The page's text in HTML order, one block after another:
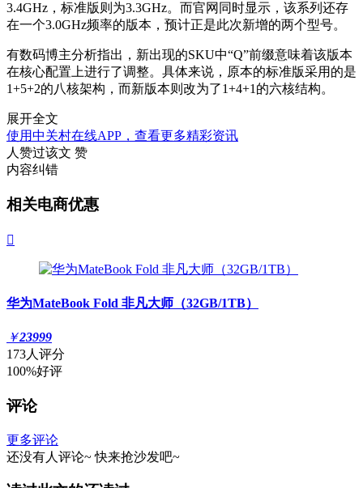
3.4GHz，标准版则为3.3GHz。而官网同时显示，该系列还存
在一个3.0GHz频率的版本，预计正是此次新增的两个型号。
有数码博主分析指出，新出现的SKU中“Q”前缀意味着该版本
在核心配置上进行了调整。具体来说，原本的标准版采用的是
1+5+2的八核架构，而新版本则改为了1+4+1的六核结构。
展开全文
使用中关村在线APP，查看更多精彩资讯
人赞过该文 赞
内容纠错
相关电商优惠

华为MateBook Fold 非凡大师（32GB/1TB）
￥23999
173人评分
100%好评
评论
更多评论
还没有人评论~ 快来抢沙发吧~